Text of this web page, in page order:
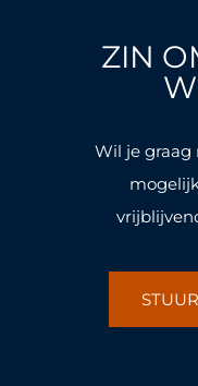
o
r
a
m
ZIN
Wil je graag